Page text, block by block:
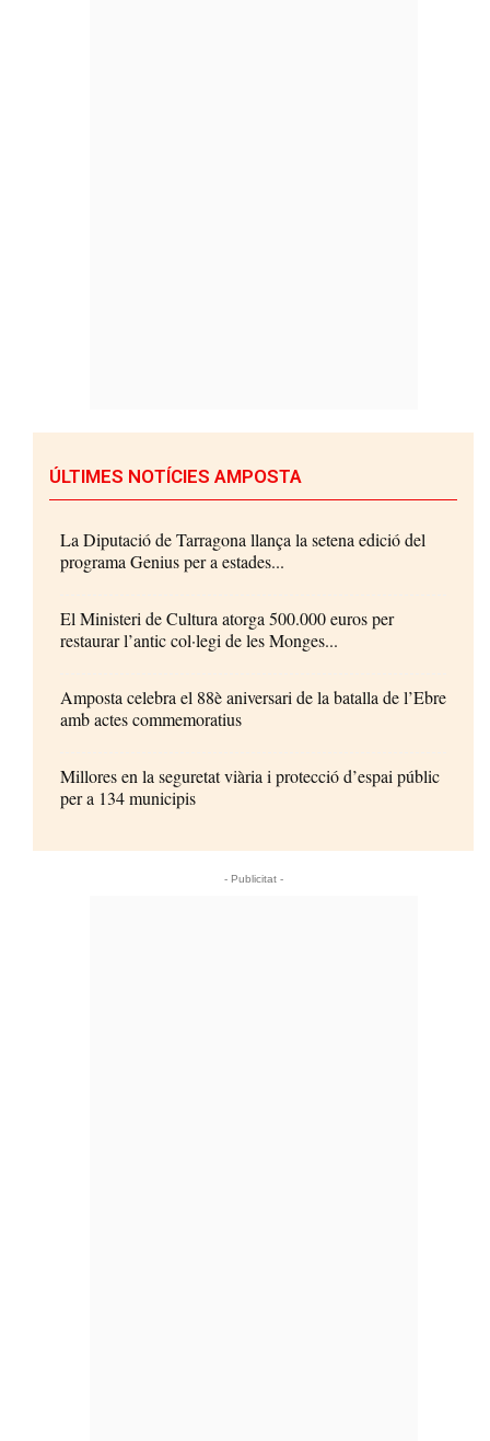
ÚLTIMES NOTÍCIES AMPOSTA
La Diputació de Tarragona llança la setena edició del
programa Genius per a estades...
El Ministeri de Cultura atorga 500.000 euros per
restaurar l’antic col·legi de les Monges...
Amposta celebra el 88è aniversari de la batalla de l’Ebre
amb actes commemoratius
Millores en la seguretat viària i protecció d’espai públic
per a 134 municipis
- Publicitat -